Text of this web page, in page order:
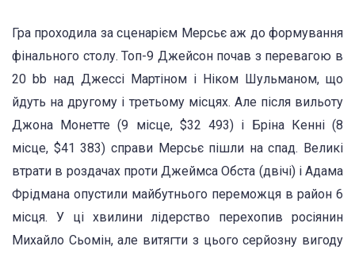
Гра проходила за сценарієм Мерсьє аж до формування
фінального столу. Топ-9 Джейсон почав з перевагою в
20 bb над Джессі Мартіном і Ніком Шульманом, що
йдуть на другому і третьому місцях. Але після вильоту
Джона Монетте (9 місце, $32 493) і Бріна Кенні (8
місце, $41 383) справи Мерсьє пішли на спад. Великі
втрати в роздачах проти Джеймса Обста (двічі) і Адама
Фрідмана опустили майбутнього переможця в район 6
місця. У ці хвилини лідерство перехопив росіянин
Михайло Сьомін, але витягти з цього серйозну вигоду